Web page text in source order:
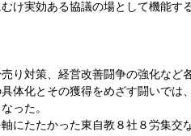
け実効ある協議の場として機能す
り対策、経営改善闘争の強化など
体化とその獲得をめざす闘いでは
った。
にたたかった東自教８社８労集交